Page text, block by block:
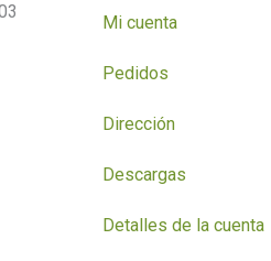
Mi cuenta
Pedidos
Dirección
Descargas
Detalles de la cuenta